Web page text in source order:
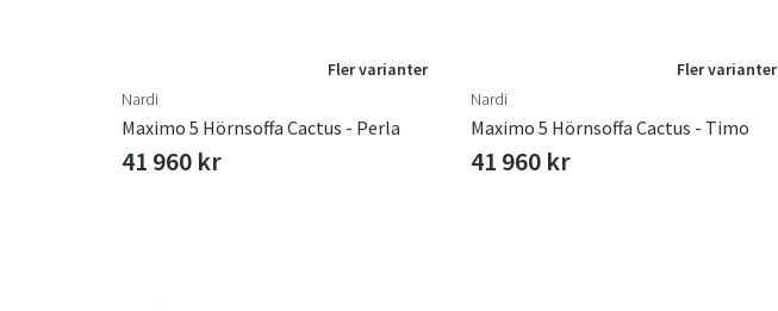
Fler varianter
Nardi
Maximo 5 Hörnsoffa Cactus - Perla
41 960 kr
Fler varianter
Nardi
Maximo 5 Hörnsoffa Cactus - Timo
41 960 kr